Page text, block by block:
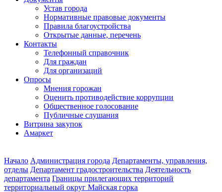
Устав города
Нормативные правовые документы
Правила благоустройства
Открытые данные, перечень
Контакты
Телефонный справочник
Для граждан
Для организаций
Опросы
Мнения горожан
Оценить противодействие коррупции
Общественное голосование
Публичные слушания
Витрина закупок
Амаркет
Начало Администрация города Департаменты, управления,
отделы Департамент градостроительства Деятельность
департамента Границы прилегающих территорий
территориальный округ Майская горка